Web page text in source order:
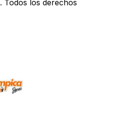
. Todos los derechos